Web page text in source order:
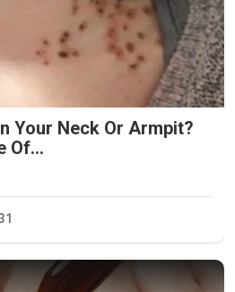
Your Neck Or Armpit?
Of...